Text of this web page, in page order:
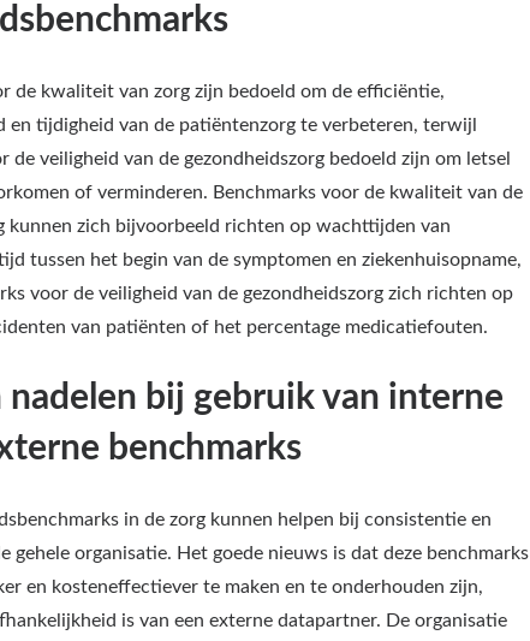
de kwaliteit van zorg zijn bedoeld om de efficiëntie,
en tijdigheid van de patiëntenzorg te verbeteren, terwijl
de veiligheid van de gezondheidszorg bedoeld zijn om letsel
of verminderen. Benchmarks voor de kwaliteit van de
kunnen zich bijvoorbeeld richten op wachttijden van
tussen het begin van de symptomen en ziekenhuisopname,
voor de veiligheid van de gezondheidszorg zich richten op
van patiënten of het percentage medicatiefouten.
nadelen bij gebruik van interne
benchmarks
in de zorg kunnen helpen bij consistentie en
gehele organisatie. Het goede nieuws is dat deze benchmarks
en kosteneffectiever te maken en te onderhouden zijn,
is van een externe datapartner. De organisatie